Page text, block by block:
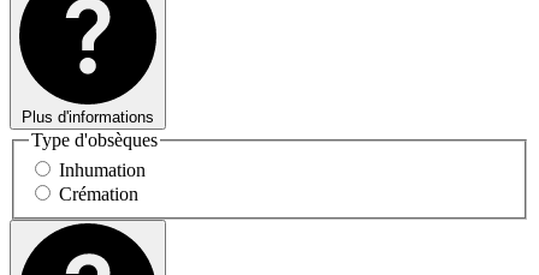
Plus d'informations
Type d'obsèques
Inhumation
Crémation